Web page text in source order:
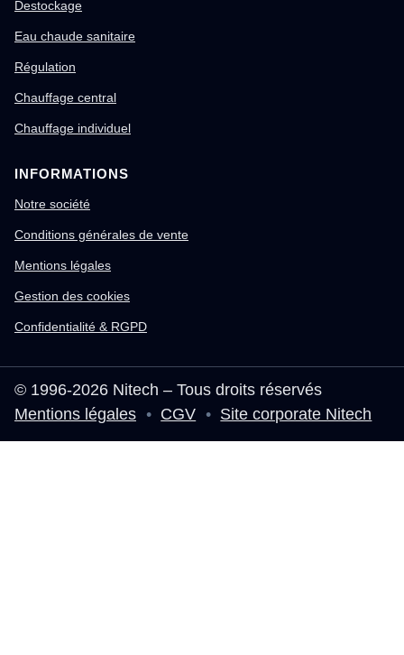
Destockage
Eau chaude sanitaire
Régulation
Chauffage central
Chauffage individuel
INFORMATIONS
Notre société
Conditions générales de vente
Mentions légales
Gestion des cookies
Confidentialité & RGPD
© 1996-2026 Nitech – Tous droits réservés
Mentions légales • CGV • Site corporate Nitech